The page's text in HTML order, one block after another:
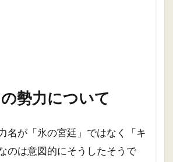
勢力について
名が「氷の宮廷」ではなく「キ
のは意図的にそうしたそうで